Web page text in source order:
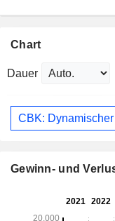
Chart
Dauer
CBK:
Gewinn- und